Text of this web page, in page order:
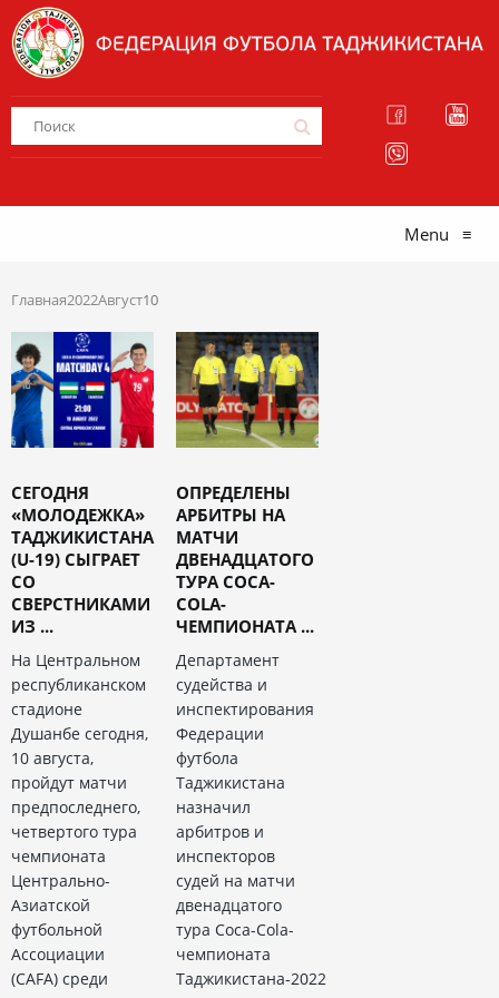
Menu ≡
Главная2022Август10
СЕГОДНЯ
«МОЛОДЕЖКА»
ТАДЖИКИСТАНА
(U-19) СЫГРАЕТ
СО
СВЕРСТНИКАМИ
ИЗ ...
На Центральном
республиканском
стадионе
Душанбе сегодня,
10 августа,
пройдут матчи
предпоследнего,
четвертого тура
чемпионата
Центрально-
Азиатской
футбольной
Ассоциации
(CAFA) среди
ОПРЕДЕЛЕНЫ
АРБИТРЫ НА
МАТЧИ
ДВЕНАДЦАТОГО
ТУРА COCA-
COLA-
ЧЕМПИОНАТА ...
Департамент
судейства и
инспектирования
Федерации
футбола
Таджикистана
назначил
арбитров и
инспекторов
судей на матчи
двенадцатого
тура Coca-Cola-
чемпионата
Таджикистана-2022